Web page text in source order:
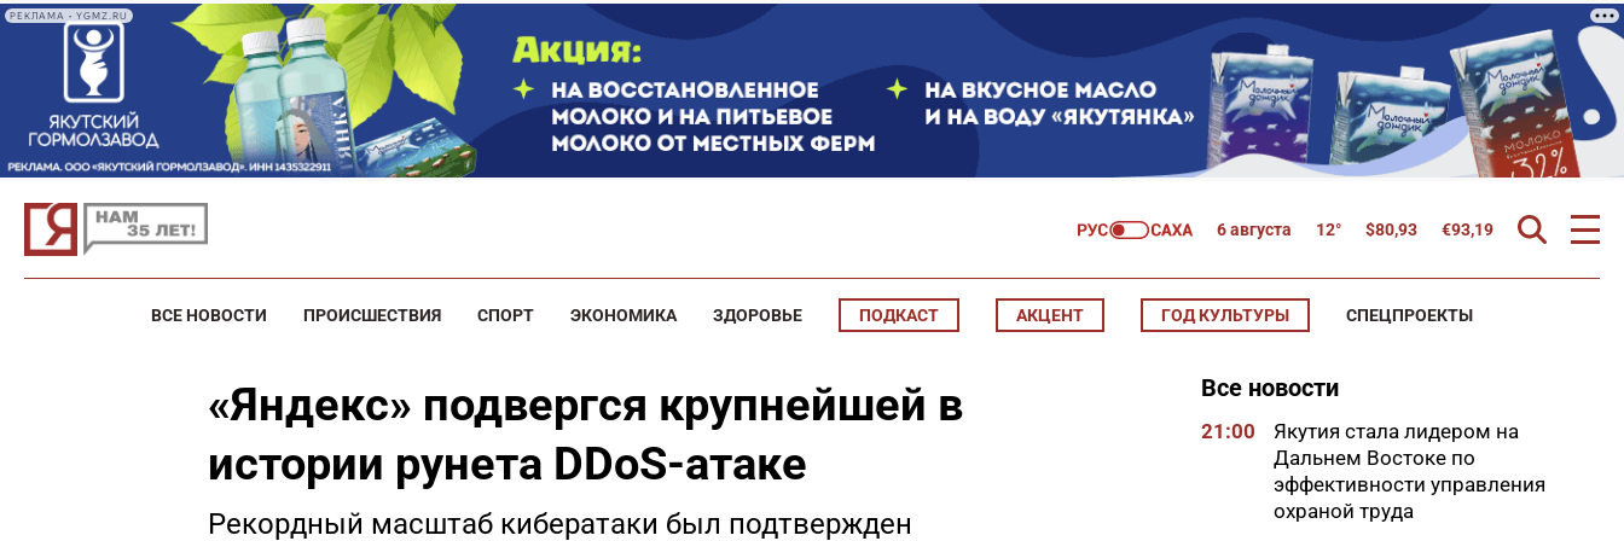
РЕКЛАМА • YGMZ.RU
6 августа 12° $80,93 €93,19
ВСЕ НОВОСТИ ПРОИСШЕСТВИЯ СПОРТ ЭКОНОМИКА ЗДОРОВЬЕ ПОДКАСТ АКЦЕНТ ГОД КУЛЬТУРЫ СПЕЦПРОЕКТЫ
«Яндекс» подвергся крупнейшей в
истории рунета DDoS-атаке
Рекордный масштаб кибератаки был подтвержден
Все новости
21:00
Якутия стала лидером на
Дальнем Востоке по
эффективности управления
охраной труда